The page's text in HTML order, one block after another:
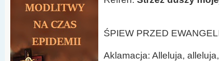
ŚPIEW PRZED
Aklamacja: Alleluja,